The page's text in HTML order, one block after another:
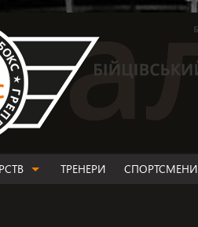
ТРЕНЕРИ СПОРТСМЕНИ